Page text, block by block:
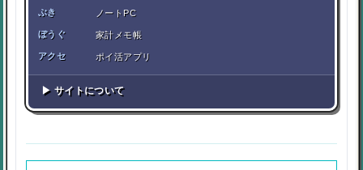
ぶき ノートPC
ぼうぐ 家計メモ帳
アクセ ポイ活アプリ
▶ サイトについて